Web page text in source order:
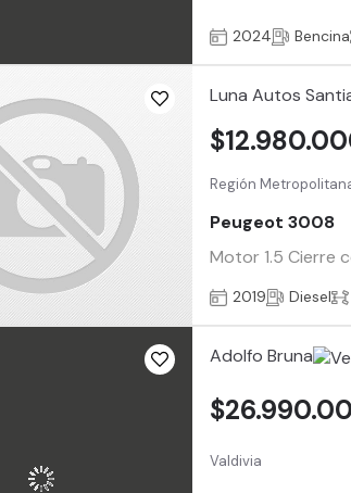
2024 Bencina
Luna Autos
Región
Peugeot 3008
Motor 1.5 Cierre
2019 Diesel
Adolfo Bruna
Valdivia